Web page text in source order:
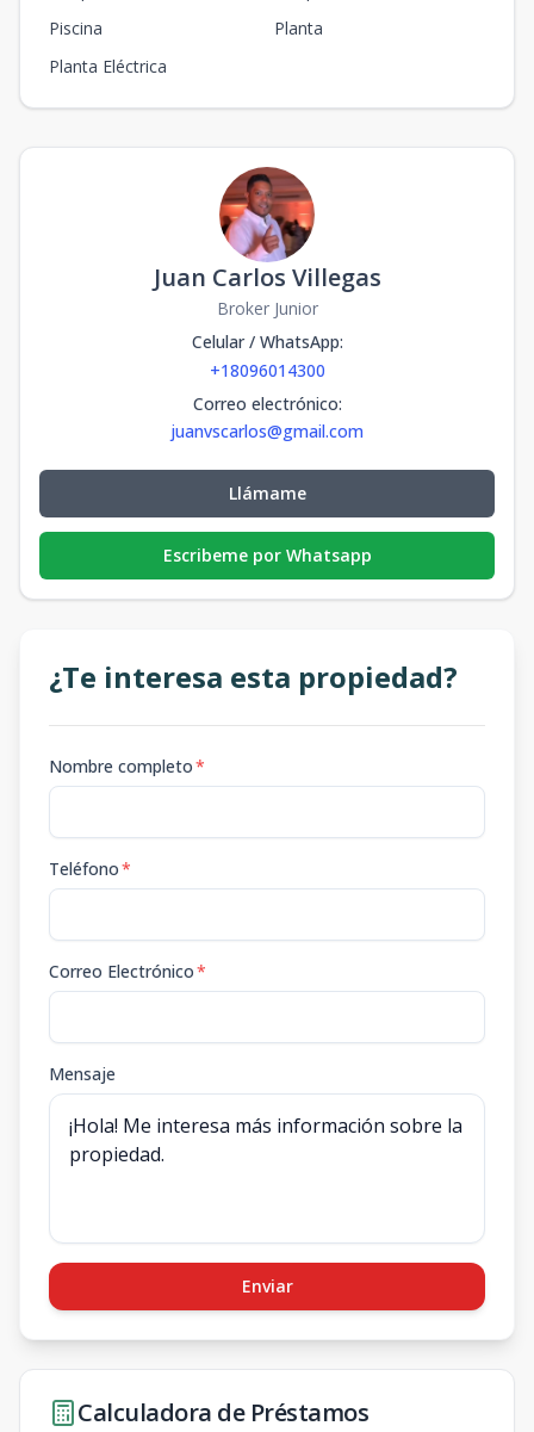
Piscina
Planta
Planta Eléctrica
Juan Carlos Villegas
Broker Junior
Celular / WhatsApp:
+18096014300
Correo electrónico:
juanvscarlos@gmail.com
Llámame
Escribeme por Whatsapp
¿Te interesa esta propiedad?
Nombre completo*
Teléfono*
Correo Electrónico*
Mensaje
Enviar
Calculadora de Préstamos